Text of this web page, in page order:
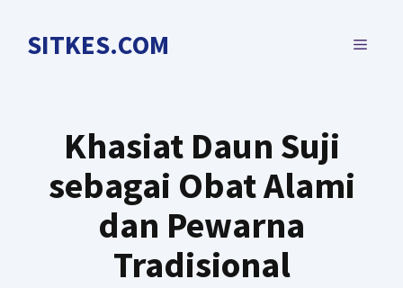
SITKES.COM MENU
Khasiat Daun Suji
sebagai Obat Alami
dan Pewarna
Tradisional